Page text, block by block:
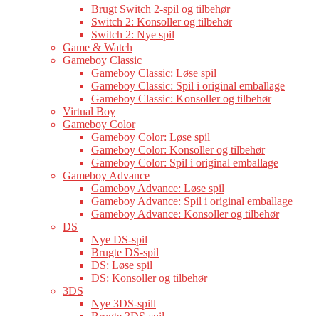
Brugt Switch 2-spil og tilbehør
Switch 2: Konsoller og tilbehør
Switch 2: Nye spil
Game & Watch
Gameboy Classic
Gameboy Classic: Løse spil
Gameboy Classic: Spil i original emballage
Gameboy Classic: Konsoller og tilbehør
Virtual Boy
Gameboy Color
Gameboy Color: Løse spil
Gameboy Color: Konsoller og tilbehør
Gameboy Color: Spil i original emballage
Gameboy Advance
Gameboy Advance: Løse spil
Gameboy Advance: Spil i original emballage
Gameboy Advance: Konsoller og tilbehør
DS
Nye DS-spil
Brugte DS-spil
DS: Løse spil
DS: Konsoller og tilbehør
3DS
Nye 3DS-spill